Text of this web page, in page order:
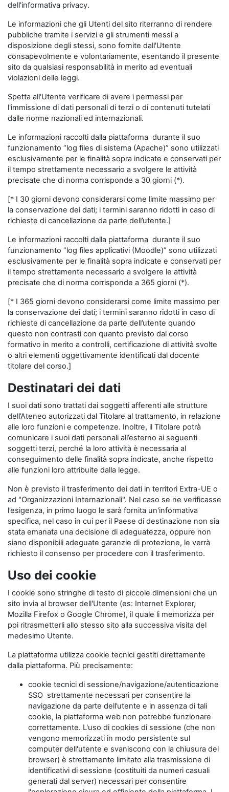
dell'informativa privacy.
Le informazioni che gli Utenti del sito riterranno di rendere
pubbliche tramite i servizi e gli strumenti messi a
disposizione degli stessi, sono fornite dall'Utente
consapevolmente e volontariamente, esentando il presente
sito da qualsiasi responsabilità in merito ad eventuali
violazioni delle leggi.
Spetta all'Utente verificare di avere i permessi per
l'immissione di dati personali di terzi o di contenuti tutelati
dalle norme nazionali ed internazionali.
Le informazioni raccolti dalla piattaforma durante il suo
funzionamento “log files di sistema (Apache)” sono utilizzati
esclusivamente per le finalità sopra indicate e conservati per
il tempo strettamente necessario a svolgere le attività
precisate che di norma corrisponde a 30 giorni (*).
[* I 30 giorni devono considerarsi come limite massimo per
la conservazione dei dati; i termini saranno ridotti in caso di
richieste di cancellazione da parte dell’utente.]
Le informazioni raccolti dalla piattaforma durante il suo
funzionamento “log files applicativi (Moodle)” sono utilizzati
esclusivamente per le finalità sopra indicate e conservati per
il tempo strettamente necessario a svolgere le attività
precisate che di norma corrisponde a 365 giorni (*).
[* I 365 giorni devono considerarsi come limite massimo per
la conservazione dei dati; i termini saranno ridotti in caso di
richieste di cancellazione da parte dell’utente quando
questo non contrasti con quanto previsto dal corso
formativo in merito a controlli, certificazione di attività svolte
o altri elementi oggettivamente identificati dal docente
titolare del corso.]
Destinatari dei dati
I suoi dati sono trattati dai soggetti afferenti alle strutture
dell’Ateneo autorizzati dal Titolare al trattamento, in relazione
alle loro funzioni e competenze. Inoltre, il Titolare potrà
comunicare i suoi dati personali all’esterno ai seguenti
soggetti terzi, perché la loro attività è necessaria al
conseguimento delle finalità sopra indicate, anche rispetto
alle funzioni loro attribuite dalla legge.
Non è previsto il trasferimento dei dati in territori Extra-UE o
ad "Organizzazioni Internazionali". Nel caso se ne verificasse
l’esigenza, in primo luogo le sarà fornita un'informativa
specifica, nel caso in cui per il Paese di destinazione non sia
stata emanata una decisione di adeguatezza, oppure non
siano disponibili adeguate garanzie di protezione, le verrà
richiesto il consenso per procedere con il trasferimento.
Uso dei cookie
I cookie sono stringhe di testo di piccole dimensioni che un
sito invia al browser dell'Utente (es: Internet Explorer,
Mozilla Firefox o Google Chrome), il quale li memorizza per
poi ritrasmetterli allo stesso sito alla successiva visita del
medesimo Utente.
La piattaforma utilizza cookie tecnici gestiti direttamente
dalla piattaforma. Più precisamente:
cookie tecnici di sessione/navigazione/autenticazione
SSO strettamente necessari per consentire la
navigazione da parte dell’utente e in assenza di tali
cookie, la piattaforma web non potrebbe funzionare
correttamente. L'uso di cookies di sessione (che non
vengono memorizzati in modo persistente sul
computer dell'utente e svaniscono con la chiusura del
browser) è strettamente limitato alla trasmissione di
identificativi di sessione (costituiti da numeri casuali
generati dal server) necessari per consentire